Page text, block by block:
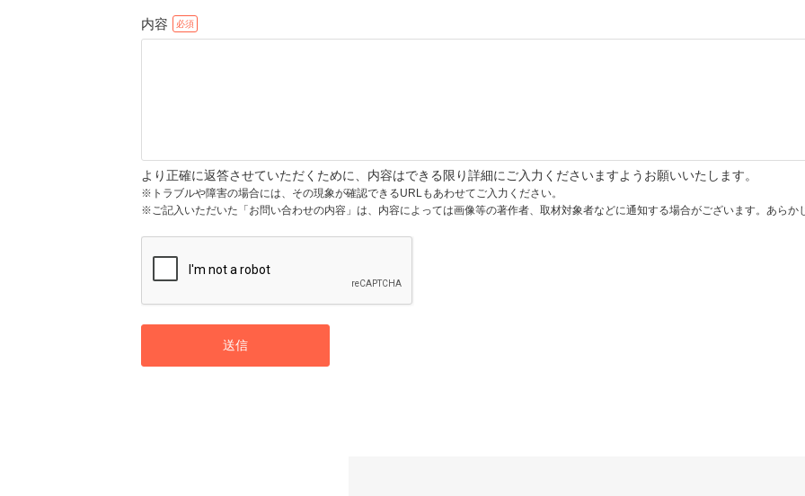
内容
より正確に返答させていただくために、内容はできる限り詳細にご入力くださいますようお願いいたします。
※トラブルや障害の場合には、その現象が確認できるURLもあわせてご入力ください。
※ご記入いただいた「お問い合わせの内容」は、内容によっては画像等の著作者、取材対象者などに通知する場合がございます。あらか
送信